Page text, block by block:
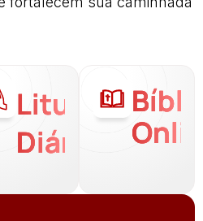
Liturgia
Diária